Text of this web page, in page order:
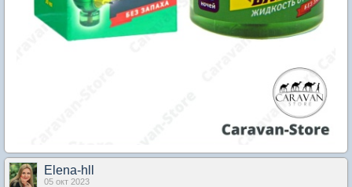
Elena-hll
05 окт 2023